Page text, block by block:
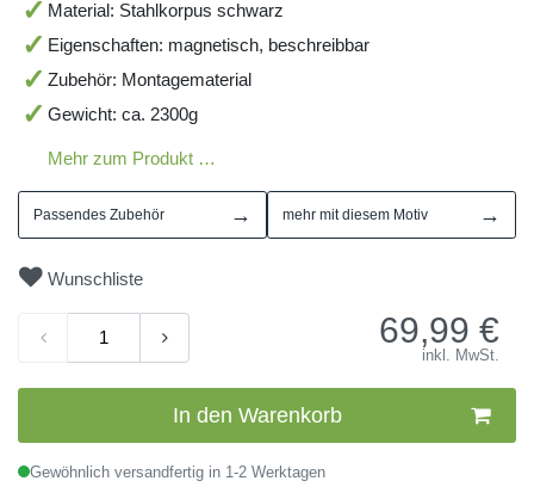
Material: Stahlkorpus schwarz
Eigenschaften: magnetisch, beschreibbar
Zubehör: Montagematerial
Gewicht: ca. 2300g
Mehr zum Produkt …
Passendes Zubehör → mehr mit diesem Motiv →
Wunschliste
69,99 €
inkl. MwSt.
In den Warenkorb
Gewöhnlich versandfertig in 1-2 Werktagen